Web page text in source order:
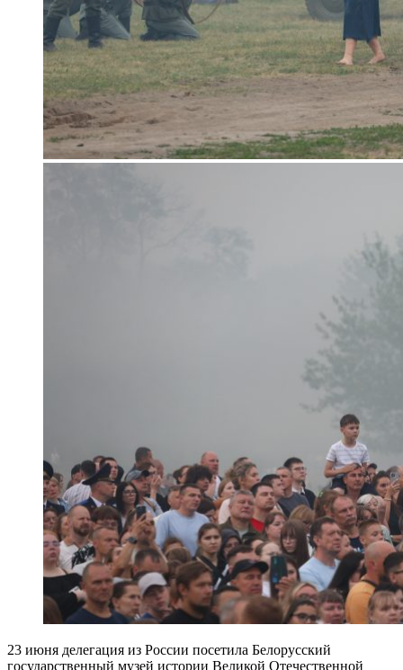
23 июня делегация из России посетила Белорусский
государственный музей истории Великой Отечественной